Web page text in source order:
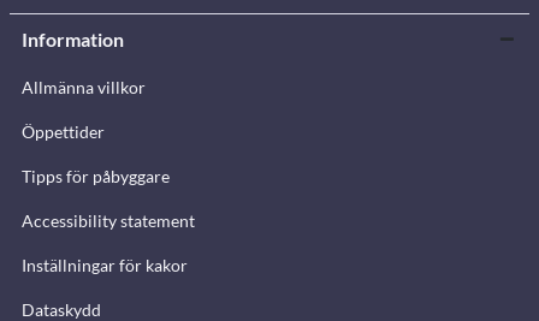
Information
Allmänna villkor
Öppettider
Tipps för påbyggare
Accessibility statement
Inställningar för kakor
Dataskydd